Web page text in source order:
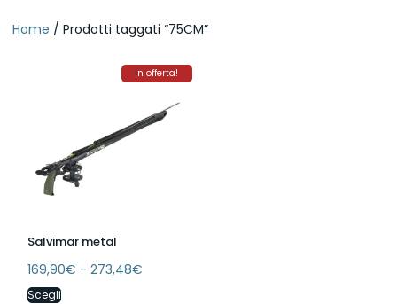
Home / Prodotti taggati “75CM”
In offerta!
Salvimar metal
169,90€ - 273,48€
Scegli